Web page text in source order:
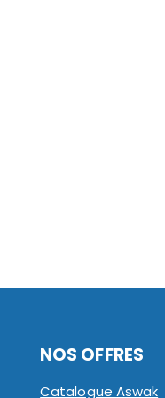
NOS OFFRES
Catalogue Aswak